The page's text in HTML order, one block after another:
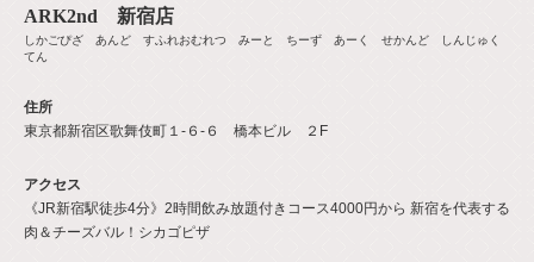
ARK2nd 新宿店
しかごぴざ あんど すふれおむれつ みーと ちーず あーく せかんど しんじゅく
てん
住所
東京都新宿区歌舞伎町１-６-６ 橋本ビル ２F
アクセス
《JR新宿駅徒歩4分》2時間飲み放題付きコース4000円から 新宿を代表する
肉＆チーズバル！シカゴピザ